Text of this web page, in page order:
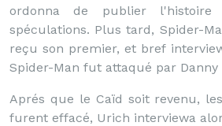
ordonna de publier
spéculations. Plus tard, Spider-
reçu son premier, et bref
Spider-Man fut attaqué par Danny
Aprés que le Caïd soit revenu,
furent effacé, Urich interviewa